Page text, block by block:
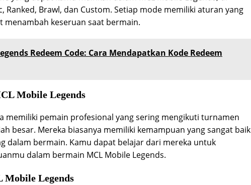
Ranked, Brawl, dan Custom. Setiap mode memiliki aturan yang
menambah keseruan saat bermain.
Redeem Code: Cara Mendapatkan Kode Redeem
Mobile Legends
memiliki pemain profesional yang sering mengikuti turnamen
besar. Mereka biasanya memiliki kemampuan yang sangat baik
dalam bermain. Kamu dapat belajar dari mereka untuk
dalam bermain MCL Mobile Legends.
Mobile Legends